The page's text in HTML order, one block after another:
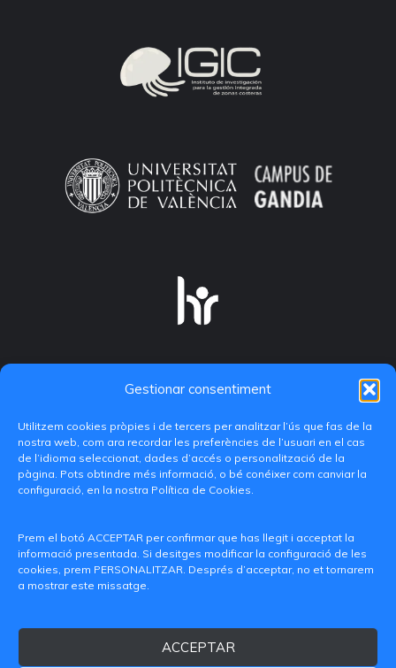
Gestionar consentiment
Utilitzem cookies pròpies i de tercers per analitzar l’ús que fas de la
nostra web, com ara recordar les preferències de l’usuari en el cas
de l’idioma seleccionat, dades d’accés o personalització de la
pàgina. Pots obtindre més informació, o bé conéixer com canviar la
configuració, en la nostra Política de Cookies.
Prem el botó ACCEPTAR per confirmar que has llegit i acceptat la
informació presentada. Si desitges modificar la configuració de les
cookies, prem PERSONALITZAR. Després d’acceptar, no et tornarem
a mostrar este missatge.
ACCEPTAR
C/ Paranimf, 1 - 46730 Grau de Gandia
+34 962849333
Avís legalPolítica de privacitat